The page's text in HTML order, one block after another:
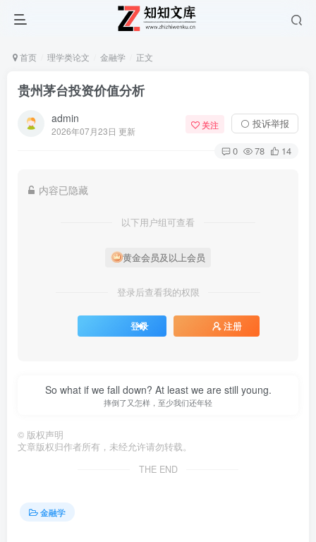
首页 理学类论文 金融学 正文
贵州茅台投资价值分析
admin
2026年07月23日 更新
关注 ⚪ 投诉举报
0 78 14
内容已隐藏
以下用户组可查看
黄金会员及以上会员
登录后查看我的权限
登录 注册
So what if we fall down? At least we are still young.
摔倒了又怎样，至少我们还年轻
© 版权声明
文章版权归作者所有，未经允许请勿转载。
THE END
金融学